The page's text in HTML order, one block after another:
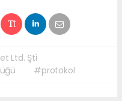
Ltd. Şti
#protokol